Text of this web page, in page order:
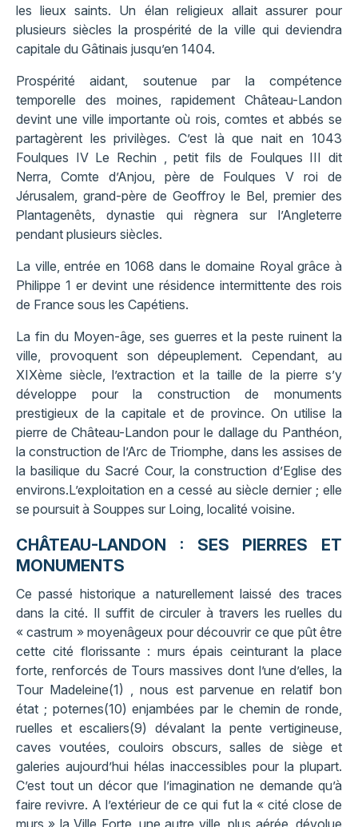
les lieux saints. Un élan religieux allait assurer pour
plusieurs siècles la prospérité de la ville qui deviendra
capitale du Gâtinais jusqu’en 1404.
Prospérité aidant, soutenue par la compétence
temporelle des moines, rapidement Château-Landon
devint une ville importante où rois, comtes et abbés se
partagèrent les privilèges. C’est là que nait en 1043
Foulques IV Le Rechin , petit fils de Foulques III dit
Nerra, Comte d’Anjou, père de Foulques V roi de
Jérusalem, grand-père de Geoffroy le Bel, premier des
Plantagenêts, dynastie qui règnera sur l’Angleterre
pendant plusieurs siècles.
La ville, entrée en 1068 dans le domaine Royal grâce à
Philippe 1 er devint une résidence intermittente des rois
de France sous les Capétiens.
La fin du Moyen-âge, ses guerres et la peste ruinent la
ville, provoquent son dépeuplement. Cependant, au
XIXème siècle, l’extraction et la taille de la pierre s’y
développe pour la construction de monuments
prestigieux de la capitale et de province. On utilise la
pierre de Château-Landon pour le dallage du Panthéon,
la construction de l’Arc de Triomphe, dans les assises de
la basilique du Sacré Cour, la construction d’Eglise des
environs.L’exploitation en a cessé au siècle dernier ; elle
se poursuit à Souppes sur Loing, localité voisine.
CHÂTEAU-LANDON : SES PIERRES ET
MONUMENTS
Ce passé historique a naturellement laissé des traces
dans la cité. Il suffit de circuler à travers les ruelles du
« castrum » moyenâgeux pour découvrir ce que pût être
cette cité florissante : murs épais ceinturant la place
forte, renforcés de Tours massives dont l’une d’elles, la
Tour Madeleine(1) , nous est parvenue en relatif bon
état ; poternes(10) enjambées par le chemin de ronde,
ruelles et escaliers(9) dévalant la pente vertigineuse,
caves voutées, couloirs obscurs, salles de siège et
galeries aujourd’hui hélas inaccessibles pour la plupart.
C’est tout un décor que l’imagination ne demande qu’à
faire revivre. A l’extérieur de ce qui fut la « cité close de
murs » la Ville Forte, une autre ville, plus aérée, dévolue